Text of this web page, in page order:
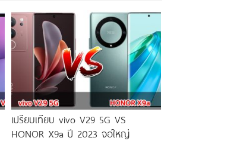
เปรียบเทียบ vivo V29 5G VS
HONOR X9a ปี 2023 จอใหญ่